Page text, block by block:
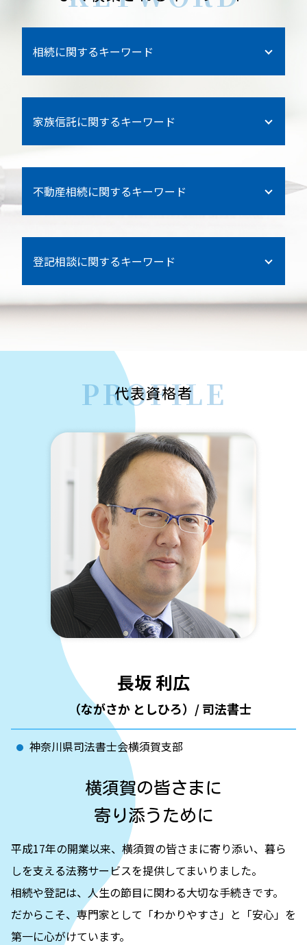
相続に関するキーワード
公正証書遺言 証人
保険 相続 控除
数次相続 登記
遺言 執行者
遺言 証人
相続 順位 兄弟
婿養子 相続
遺言書 遺留分
息子 死亡 相続
離婚 父親 相続
相続登記 義務化
遺言 公正証書
遺留分侵害額請求 時効
家族信託に関するキーワード
信託 仕組み
信託 税金
子供 信託
信託 銀行 違い
金沢区 家族信託
家族信託 契約書
鎌倉市 遺言書作成
鎌倉市 相続
信託 メリット
逗子市 家族信託
鎌倉市 家族信託
逗子市 相続
横須賀市 相続
栄区 相続
登記 信託
港南区 相続
栄区 家族信託
不動産相続に関するキーワード
借地権 相続
抵当権 相続
不動産信託 登記
空き家 信託
登記相談に関するキーワード
金沢区 法人登記
鎌倉市 法人登記
横須賀市 法人登記
登記 信託
不動産 共有名義 相続
相続人 申告 登記
三浦市 法人登記
栄区 法人登記
逗子市 法人登記
葉山町 法人登記
磯子区 法人登記
港南区 法人登記
横浜市 法人登記
不動産信託 登記
PROFILE
代表資格者
長坂 利広
（ながさか としひろ）/ 司法書士
神奈川県司法書士会横須賀支部
横須賀の皆さまに
寄り添うために
平成17年の開業以来、横須賀の皆さまに寄り添い、暮ら
しを支える法務サービスを提供してまいりました。
相続や登記は、人生の節目に関わる大切な手続きです。
だからこそ、専門家として「わかりやすさ」と「安心」を
第一に心がけています。